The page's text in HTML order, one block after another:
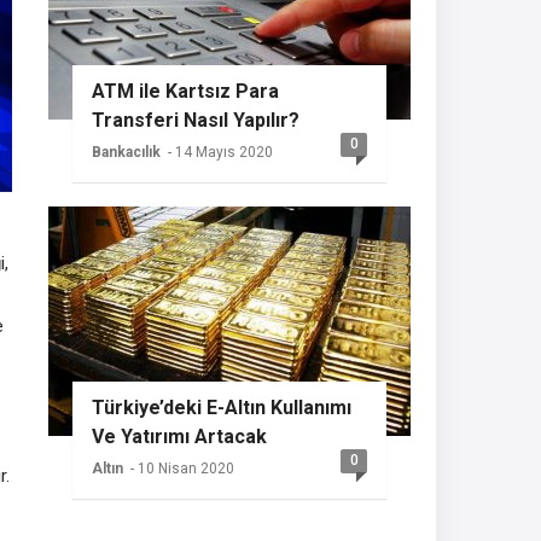
ATM ile Kartsız Para
Transferi Nasıl Yapılır?
Bankacılık - 14 Mayıs 2020 0
Türkiye’deki E-Altın Kullanımı
Ve Yatırımı Artacak
Altın - 10 Nisan 2020 0